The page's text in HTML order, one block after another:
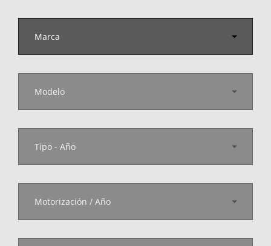
Marca
Modelo
Tipo - Año
Motorización / Año